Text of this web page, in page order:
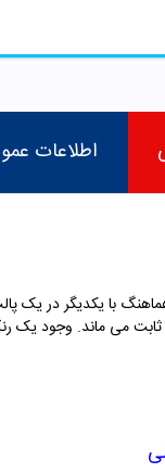
اطلاعات
با یکدیگر در یک
می ماند. وجود یک